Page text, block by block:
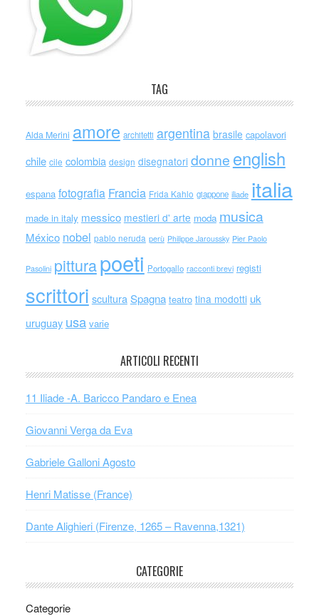
TAG
Alda Merini amore architetti argentina brasile capolavori
chile cile colombia design disegnatori donne english
espana fotografia Francia Frida Kahlo giappone iliade italia
made in italy messico mestieri d' arte moda musica
México nobel pablo neruda perù Philippe Jaroussky Pier Paolo
Pasolini pitturapoeti Portogallo racconti brevi registi
scrittori scultura Spagna teatro tina modotti uk
uruguay usa varie
ARTICOLI RECENTI
11 Iliade -A. Baricco Pandaro e Enea
Giovanni Verga da Eva
Gabriele Galloni Agosto
Henri Matisse (France)
Dante Alighieri (Firenze, 1265 – Ravenna,1321)
CATEGORIE
Categorie